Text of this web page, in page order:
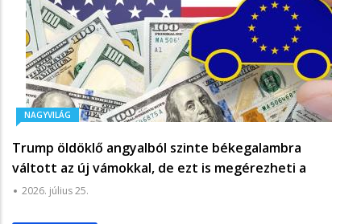
NAGYVILÁG
Trump öldöklő angyalból szinte békegalambra
váltott az új vámokkal, de ezt is megérezheti a
magyar gazdaság – a meglepetések elnöke most a
2026. július 25.